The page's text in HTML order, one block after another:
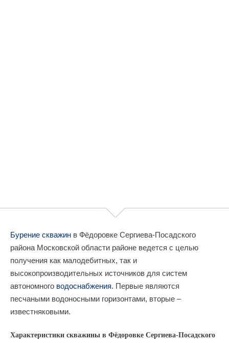
Бурение скважин в Фёдоровке Сергиева-Посадского
района Московской области районе ведется с целью
получения как малодебитных, так и
высокопроизводительных источников для систем
автономного водоснабжения. Первые являются
песчаными водоносными горизонтами, вторые –
известняковыми.
Характеристики скважины в Фёдоровке Сергиева-Посадского